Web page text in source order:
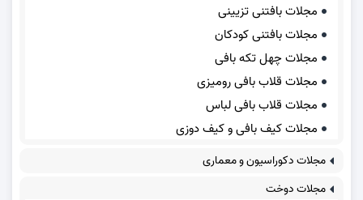
مجلات بافتنی تزیینی
مجلات بافتنی کودکان
مجلات چهل تکه بافی
مجلات قلاب بافی رومیزی
مجلات قلاب بافی لباس
مجلات کیف بافی و کیف دوزی
مجلات دکوراسیون و معماری
مجلات دوخت